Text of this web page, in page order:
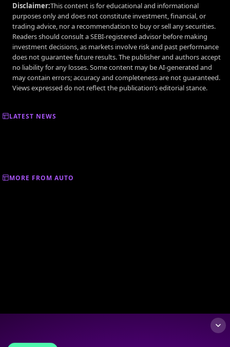
Disclaimer:This content is for educational and informational
purposes only and does not constitute investment, financial, or
trading advice, nor a recommendation to buy or sell any securities.
Readers should consult a SEBI-registered advisor before making
investment decisions, as markets involve risk and past performance
does not guarantee future results. The publisher and authors accept
no liability for any losses. Some content may be AI-generated and
may contain errors; accuracy and completeness are not guaranteed.
Views expressed do not reflect the publication’s editorial stance.
LATEST NEWS
MORE FROM AUTO